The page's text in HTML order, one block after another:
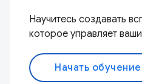
Научитесь создавать
которое управляет
Начать обучение